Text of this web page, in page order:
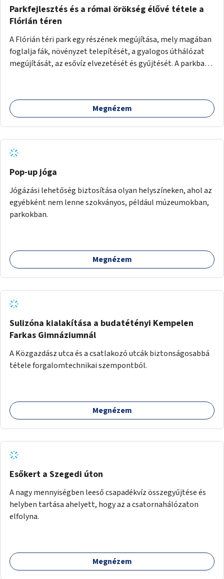
Parkfejlesztés és a római örökség élővé tétele a
Flórián téren
A Flórián téri park egy részének megújítása, mely magában
foglalja fák, növényzet telepítését, a gyalogos úthálózat
megújítását, az esővíz elvezetését és gyűjtését. A parkba
Megnézem
Pop-up jóga
Jógázási lehetőség biztosítása olyan helyszíneken, ahol az
egyébként nem lenne szokványos, például múzeumokban,
parkokban.
Megnézem
Sulizóna kialakítása a budatétényi Kempelen
Farkas Gimnáziumnál
A Közgazdász utca és a csatlakozó utcák biztonságosabbá
tétele forgalomtechnikai szempontból.
Megnézem
Esőkert a Szegedi úton
A nagy mennyiségben leeső csapadékvíz összegyűjtése és
helyben tartása ahelyett, hogy az a csatornahálózaton
elfolyna.
Megnézem